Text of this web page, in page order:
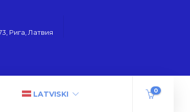
Рига, Латвия
LATVISKI 0